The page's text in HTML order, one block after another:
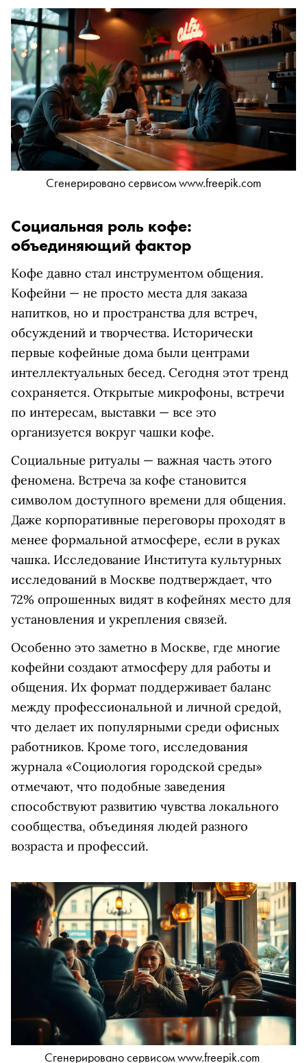
Сгенерировано сервисом www.freepik.com
Социальная роль кофе:
объединяющий фактор
Кофе давно стал инструментом общения.
Кофейни — не просто места для заказа
напитков, но и пространства для встреч,
обсуждений и творчества. Исторически
первые кофейные дома были центрами
интеллектуальных бесед. Сегодня этот тренд
сохраняется. Открытые микрофоны, встречи
по интересам, выставки — все это
организуется вокруг чашки кофе.
Социальные ритуалы — важная часть этого
феномена. Встреча за кофе становится
символом доступного времени для общения.
Даже корпоративные переговоры проходят в
менее формальной атмосфере, если в руках
чашка. Исследование Института культурных
исследований в Москве подтверждает, что
72% опрошенных видят в кофейнях место для
установления и укрепления связей.
Особенно это заметно в Москве, где многие
кофейни создают атмосферу для работы и
общения. Их формат поддерживает баланс
между профессиональной и личной средой,
что делает их популярными среди офисных
работников. Кроме того, исследования
журнала «Социология городской среды»
отмечают, что подобные заведения
способствуют развитию чувства локального
сообщества, объединяя людей разного
возраста и профессий.
Сгенерировано сервисом www.freepik.com